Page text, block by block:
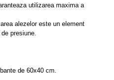
utilizarea maxima a
alezelor este un element
presiune.
de 60x40 cm.